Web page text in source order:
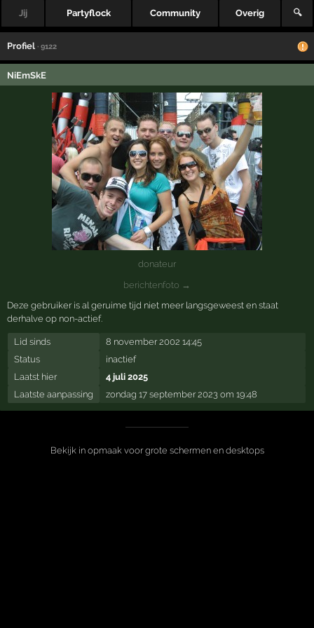
Jij Partyflock Community Overig 🔍
Profiel · 9122
NiEmSkE
donateur
berichtenfoto →
Deze gebruiker is al geruime tijd niet meer langsgeweest en staat
derhalve op non-actief.
Lid sinds
8 november 2002 14:45
Status
inactief
Laatst hier
4 juli 2025
Laatste aanpassing
zondag 17 september 2023 om 19:48
Bekijk in opmaak voor grote schermen en desktops